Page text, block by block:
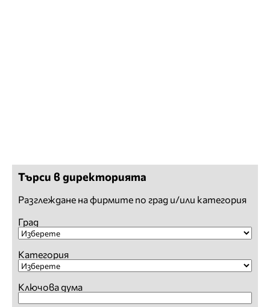
Търси в директорията
Разглеждане на фирмите по град и/или категория
Град
Категория
Ключова дума